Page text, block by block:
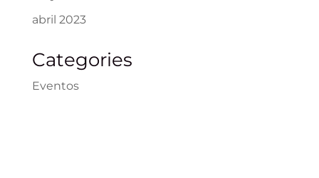
abril 2023
Categories
Eventos